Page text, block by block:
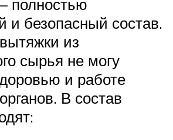
полностью
и безопасный состав.
из
сырья не могу
и работе
В состав